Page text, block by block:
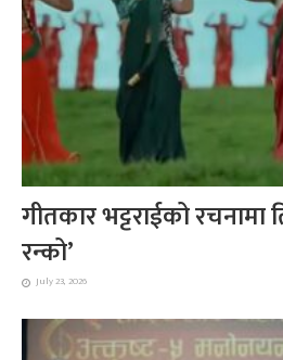
गीतकार भट्टराईको रचनामा
रन्को’
July 23, 2026